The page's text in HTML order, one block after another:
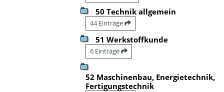
50 Technik allgemein
44 Einträge
51 Werkstoffkunde
6 Einträge
52 Maschinenbau, Energietechnik,
Fertigungstechnik